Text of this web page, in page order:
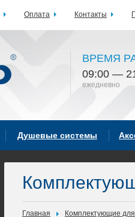
ВРЕМЯ
09:00 —
ежедневно
Душевые системы
Главная Комплектующие
Оплата Контакты